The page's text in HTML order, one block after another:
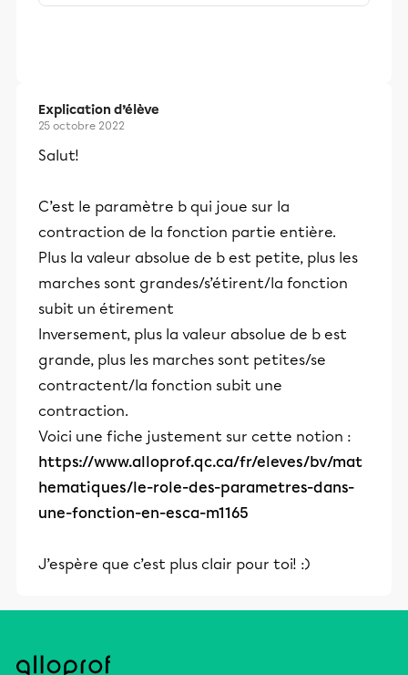
stimulants, Alloprof engage les élèves
Explication d’élève
25 octobre 2022
Salut!
C’est le paramètre b qui joue sur la
contraction de la fonction partie entière.
Plus la valeur absolue de b est petite, plus les
marches sont grandes/s’étirent/la fonction
subit un étirement
Inversement, plus la valeur absolue de b est
grande, plus les marches sont petites/se
contractent/la fonction subit une
contraction.
Voici une fiche justement sur cette notion :
https://www.alloprof.qc.ca/fr/eleves/bv/mat
hematiques/le-role-des-parametres-dans-
une-fonction-en-esca-m1165
J’espère que c’est plus clair pour toi! :)